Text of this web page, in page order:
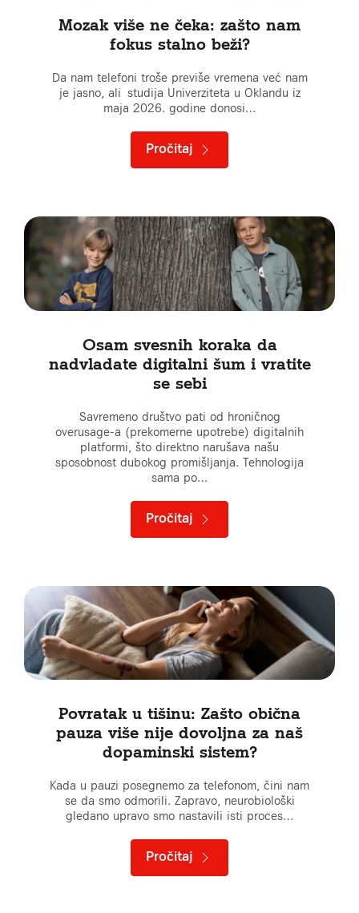
Mozak više ne čeka: zašto nam
fokus stalno beži?
Da nam telefoni troše previše vremena već nam
je jasno, ali studija Univerziteta u Oklandu iz
maja 2026. godine donosi…
Pročitaj
Osam svesnih koraka da
nadvladate digitalni šum i vratite
se sebi
Savremeno društvo pati od hroničnog
overusage-a (prekomerne upotrebe) digitalnih
platformi, što direktno narušava našu
sposobnost dubokog promišljanja. Tehnologija
sama po…
Pročitaj
Povratak u tišinu: Zašto obična
pauza više nije dovoljna za naš
dopaminski sistem?
Kada u pauzi posegnemo za telefonom, čini nam
se da smo odmorili. Zapravo, neurobiološki
gledano upravo smo nastavili isti proces…
Pročitaj